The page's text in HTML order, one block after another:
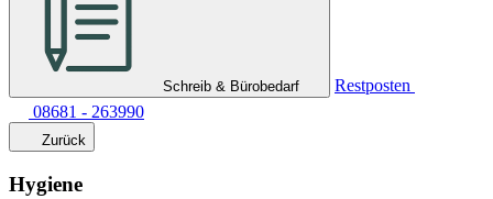
Schreib & Bürobedarf
Restposten
08681 - 263990
Zurück
Hygiene